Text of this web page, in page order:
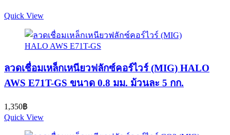
Quick View
ลวดเชื่อมเหล็กเหนียวฟลักซ์คอร์ไวร์ (MIG) HALO
AWS E71T-GS ขนาด 0.8 มม. ม้วนละ 5 กก.
1,350฿
Quick View